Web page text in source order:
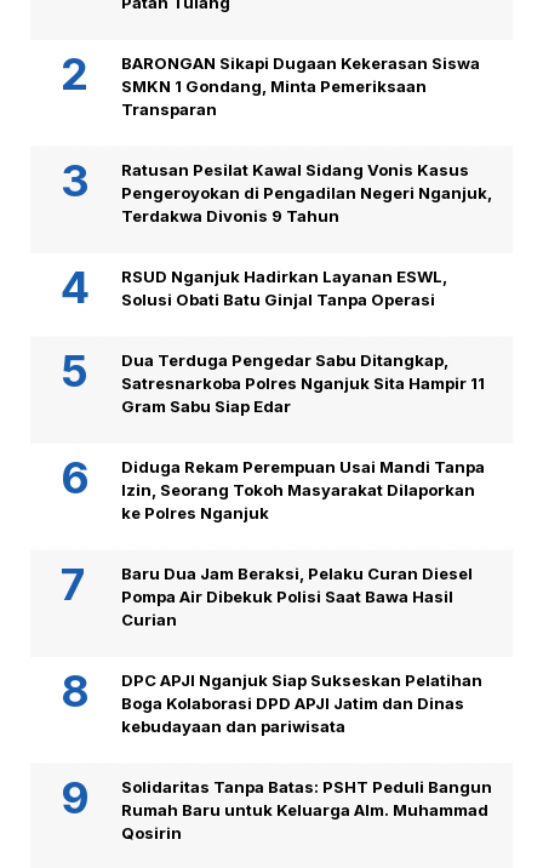
BARONGAN Sikapi Dugaan Kekerasan Siswa
SMKN 1 Gondang, Minta Pemeriksaan
Transparan
Ratusan Pesilat Kawal Sidang Vonis Kasus
Pengeroyokan di Pengadilan Negeri Nganjuk,
Terdakwa Divonis 9 Tahun
RSUD Nganjuk Hadirkan Layanan ESWL,
Solusi Obati Batu Ginjal Tanpa Operasi
Dua Terduga Pengedar Sabu Ditangkap,
Satresnarkoba Polres Nganjuk Sita Hampir 11
Gram Sabu Siap Edar
Diduga Rekam Perempuan Usai Mandi Tanpa
Izin, Seorang Tokoh Masyarakat Dilaporkan
ke Polres Nganjuk
Baru Dua Jam Beraksi, Pelaku Curan Diesel
Pompa Air Dibekuk Polisi Saat Bawa Hasil
Curian
DPC APJI Nganjuk Siap Sukseskan Pelatihan
Boga Kolaborasi DPD APJI Jatim dan Dinas
kebudayaan dan pariwisata
Solidaritas Tanpa Batas: PSHT Peduli Bangun
Rumah Baru untuk Keluarga Alm. Muhammad
Qosirin